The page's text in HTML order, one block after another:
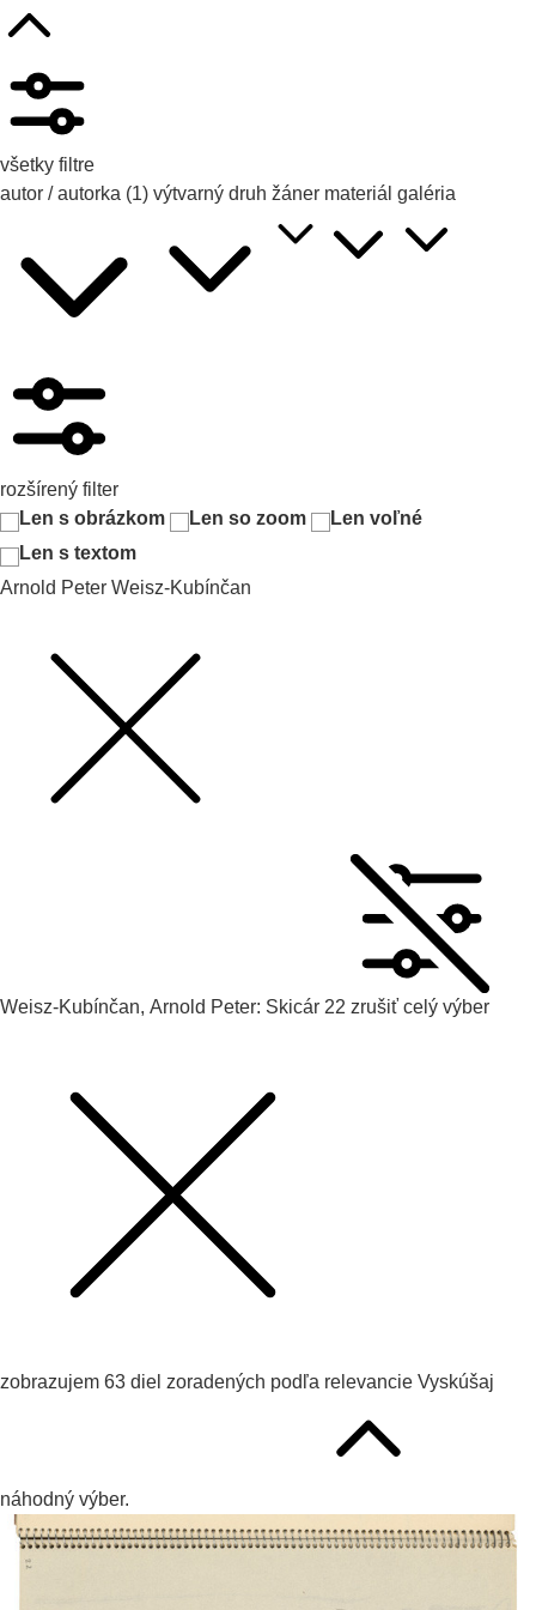
všetky filtre
autor / autorka (1) výtvarný druh žáner materiál galéria
rozšírený filter
Len s obrázkom
Len so zoom
Len voľné
Len s textom
Arnold Peter Weisz-Kubínčan
Weisz-Kubínčan, Arnold Peter: Skicár 22 zrušiť celý výber
zobrazujem 63 diel zoradených podľa relevancie Vyskúšaj
náhodný výber.